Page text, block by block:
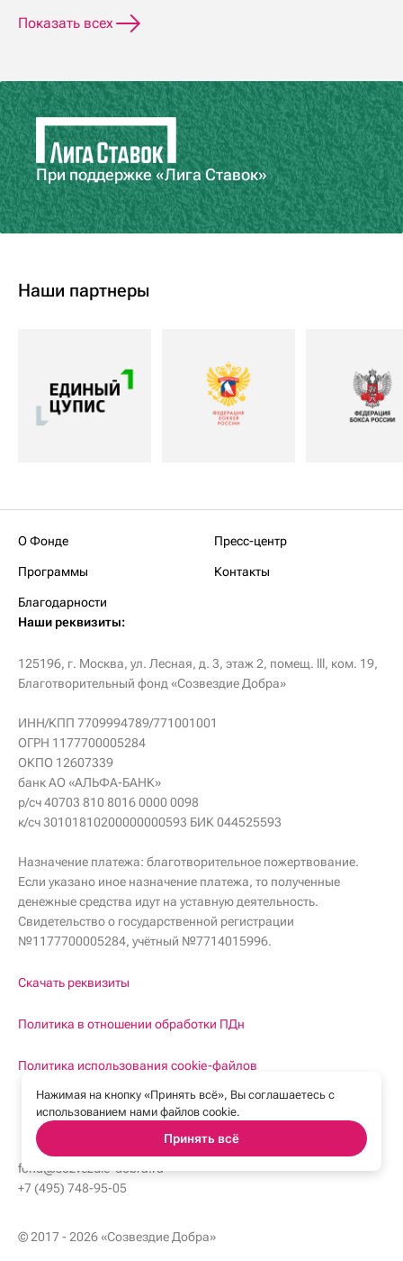
+7 (495) 748-95-05
Показать всех
При поддержке «Лига Ставок»
Наши партнеры
О Фонде
Программы
Благодарности
Пресс-центр
Контакты
Наши реквизиты:
125196, г. Москва, ул. Лесная, д. 3, этаж 2, помещ. lll, ком. 19,
Благотворительный фонд «Созвездие Добра»
ИНН/КПП 7709994789/771001001
ОГРН 1177700005284
ОКПО 12607339
банк АО «АЛЬФА-БАНК»
р/сч 40703 810 8016 0000 0098
к/сч 30101810200000000593 БИК 044525593
Назначение платежа: благотворительное пожертвование.
Если указано иное назначение платежа, то полученные
денежные средства идут на уставную деятельность.
Свидетельство о государственной регистрации
№1177700005284, учётный №7714015996.
Скачать реквизиты
Политика в отношении обработки ПДн
Политика использования cookie-файлов
fond@sozvezdie-dobra.ru
+7 (495) 748-95-05
© 2017 - 2026 «Созвездие Добра»
Нажимая на кнопку «Принять всё», Вы соглашаетесь с
использованием нами файлов cookie.
Принять всё